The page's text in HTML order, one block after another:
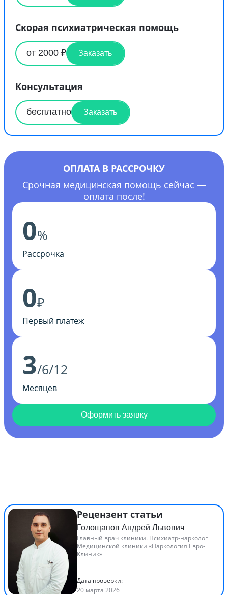
Скорая психиатрическая помощь
от 2000 ₽ Заказать
Консультация
бесплатно Заказать
ОПЛАТА В РАССРОЧКУ
Срочная медицинская помощь сейчас —
оплата после!
0%
Рассрочка
0₽
Первый платеж
3/6/12
Месяцев
Оформить заявку
Рецензент статьи
Голощапов Андрей Львович
Главный врач клиники. Психиатр-нарколог
Медицинской клиники «Наркология Евро-
Клиник»
Дата проверки:
20 марта 2026